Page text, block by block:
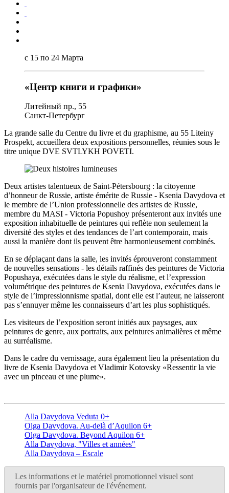
с 15 по 24 Марта
«Центр книги и графики»
Литейный пр., 55
Санкт-Петербург
La grande salle du Centre du livre et du graphisme, au 55 Liteiny
Prospekt, accueillera deux expositions personnelles, réunies sous le
titre unique DVE SVTLYKH POVETI.
Deux artistes talentueux de Saint-Pétersbourg : la citoyenne
d’honneur de Russie, artiste émérite de Russie - Ksenia Davydova et
le membre de l’Union professionnelle des artistes de Russie,
membre du MASI - Victoria Popushoy présenteront aux invités une
exposition inhabituelle de peintures qui reflète non seulement la
diversité des styles et des tendances de l’art contemporain, mais
aussi la manière dont ils peuvent être harmonieusement combinés.
En se déplaçant dans la salle, les invités éprouveront constamment
de nouvelles sensations - les détails raffinés des peintures de Victoria
Popushaya, exécutées dans le style du réalisme, et l’expression
volumétrique des peintures de Ksenia Davydova, exécutées dans le
style de l’impressionnisme spatial, dont elle est l’auteur, ne laisseront
pas s’ennuyer même les connaisseurs d’art les plus sophistiqués.
Les visiteurs de l’exposition seront initiés aux paysages, aux
peintures de genre, aux portraits, aux peintures animalières et même
au surréalisme.
Dans le cadre du vernissage, aura également lieu la présentation du
livre de Ksenia Davydova et Vladimir Kotovsky «Ressentir la vie
avec un pinceau et une plume».
Alla Davydova Veduta 0+
Olga Davydova. Au-delà d’Aquilon 6+
Olga Davydova. Beyond Aquilon 6+
Alla Davydova, "Villes et années"
Alla Davydova – Escale
Les informations et le matériel promotionnel visuel sont
fournis par l'organisateur de l'événement.